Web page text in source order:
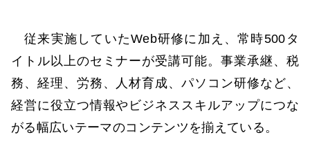
従来実施していたWeb研修に加え、常時500タ
イトル以上のセミナーが受講可能。事業承継、税
務、経理、労務、人材育成、パソコン研修など、
経営に役立つ情報やビジネススキルアップにつな
がる幅広いテーマのコンテンツを揃えている。